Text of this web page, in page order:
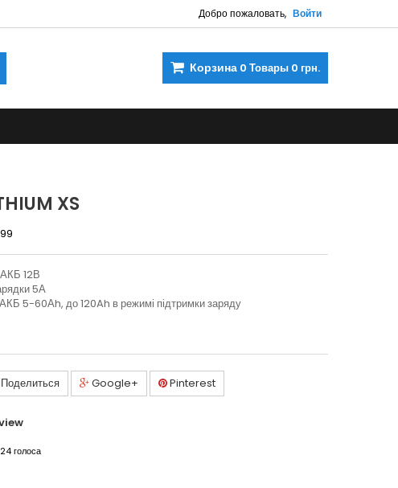
Добро пожаловать, Войти
Корзина 0 Товары 0 грн.
XS
12В
5А
5-60Аh, до 120Ah в режимі підтримки заряду
Google+ Pinterest
24 голоса